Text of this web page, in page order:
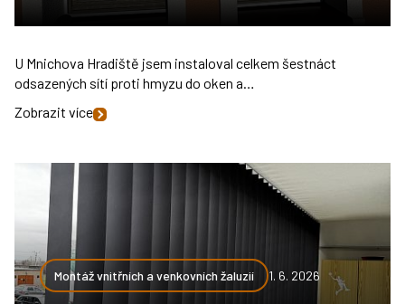
U Mnichova Hradiště jsem instaloval celkem šestnáct
odsazených sítí proti hmyzu do oken a…
Zobrazit více
Montáž vnitřních a venkovních žaluzií 1. 6. 2026